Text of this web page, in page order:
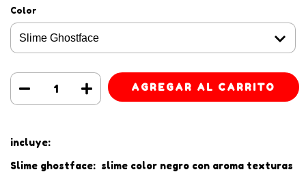
Color
incluye:
Slime ghostface: slime color negro con aroma texturas